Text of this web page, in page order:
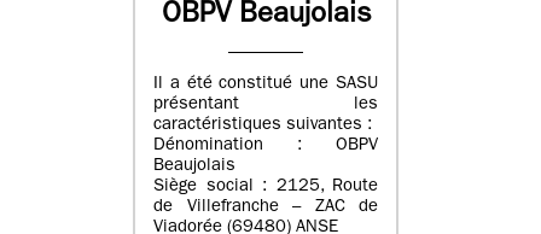
OBPV Beaujolais
Il a été constitué une SASU
présentant les
caractéristiques suivantes :
Dénomination : OBPV
Beaujolais
Siège social : 2125, Route
de Villefranche – ZAC de
Viadorée (69480) ANSE